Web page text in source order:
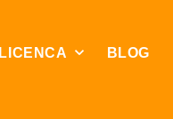
LICENCA BLOG